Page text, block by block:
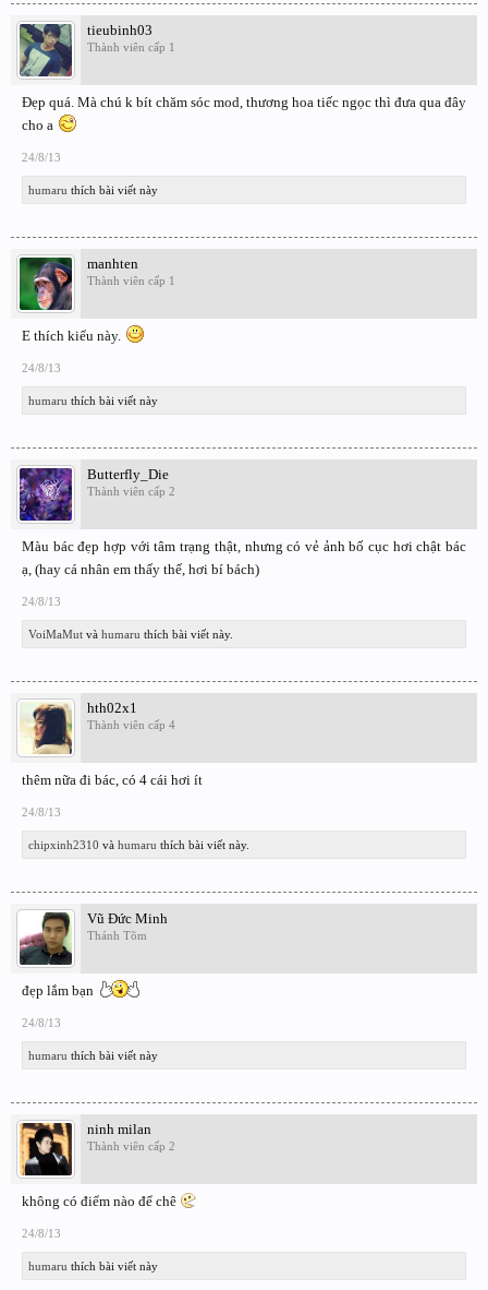
tieubinh03
Thành viên cấp 1
Đẹp quá. Mà chú k bít chăm sóc mod, thương hoa tiếc ngọc thì đưa qua đây
cho a
24/8/13
humaru thích bài viết này
manhten
Thành viên cấp 1
E thích kiểu này.
24/8/13
humaru thích bài viết này
Butterfly_Die
Thành viên cấp 2
Màu bác đẹp hợp với tâm trạng thật, nhưng có vẻ ảnh bố cục hơi chật bác
ạ, (hay cá nhân em thấy thế, hơi bí bách)
24/8/13
VoiMaMut và humaru thích bài viết này.
hth02x1
Thành viên cấp 4
thêm nữa đi bác, có 4 cái hơi ít
24/8/13
chipxinh2310 và humaru thích bài viết này.
Vũ Đức Minh
Thánh Tõm
đẹp lắm bạn
24/8/13
humaru thích bài viết này
ninh milan
Thành viên cấp 2
không có điểm nào để chê
24/8/13
humaru thích bài viết này